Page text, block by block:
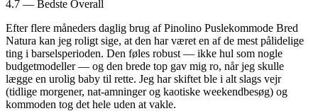
4.7 — Bedste Overall
Efter flere måneders daglig brug af Pinolino Puslekommode Bred
Natura kan jeg roligt sige, at den har været en af de mest pålidelige
ting i barselsperioden. Den føles robust — ikke hul som nogle
budgetmodeller — og den brede top gav mig ro, når jeg skulle
lægge en urolig baby til rette. Jeg har skiftet ble i alt slags vejr
(tidlige morgener, nat-amninger og kaotiske weekendbesøg) og
kommoden tog det hele uden at vakle.